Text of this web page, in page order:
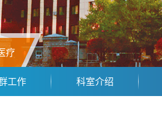
疗
工作 科室介绍